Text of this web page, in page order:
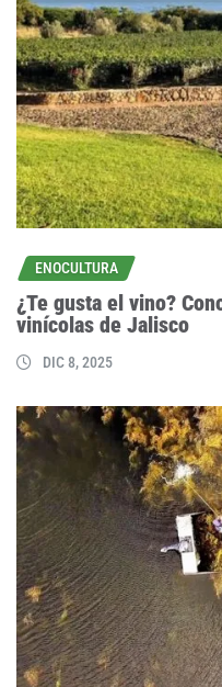
ENOCULTURA
¿Te gusta el vino?
vinícolas de Jalisco
DIC 8, 2025